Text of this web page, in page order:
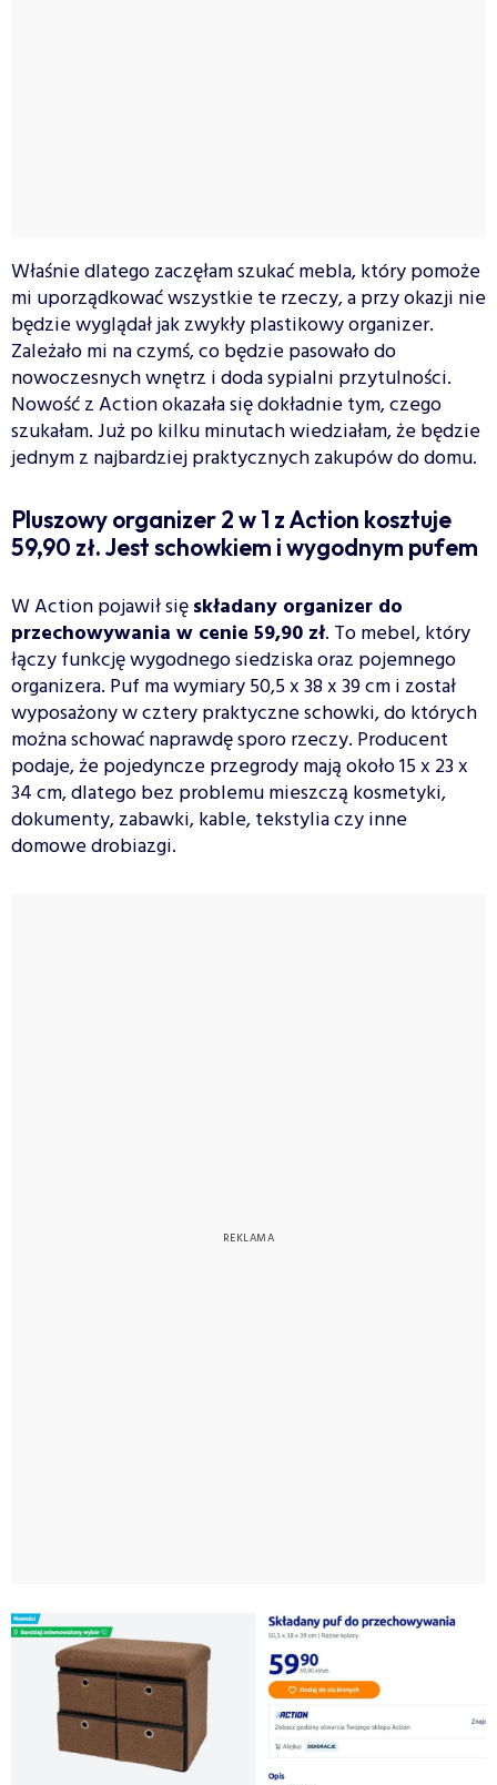
Właśnie dlatego zaczęłam szukać mebla, który pomoże
mi uporządkować wszystkie te rzeczy, a przy okazji nie
będzie wyglądał jak zwykły plastikowy organizer.
Zależało mi na czymś, co będzie pasowało do
nowoczesnych wnętrz i doda sypialni przytulności.
Nowość z Action okazała się dokładnie tym, czego
szukałam. Już po kilku minutach wiedziałam, że będzie
jednym z najbardziej praktycznych zakupów do domu.
Pluszowy organizer 2 w 1 z Action kosztuje
59,90 zł. Jest schowkiem i wygodnym pufem
W Action pojawił sięskładany organizer do
przechowywania w cenie 59,90 zł. To mebel, który
łączy funkcję wygodnego siedziska oraz pojemnego
organizera. Puf ma wymiary 50,5 x 38 x 39 cm i został
wyposażony w cztery praktyczne schowki, do których
można schować naprawdę sporo rzeczy. Producent
podaje, że pojedyncze przegrody mają około 15 x 23 x
34 cm, dlatego bez problemu mieszczą kosmetyki,
dokumenty, zabawki, kable, tekstylia czy inne
domowe drobiazgi.